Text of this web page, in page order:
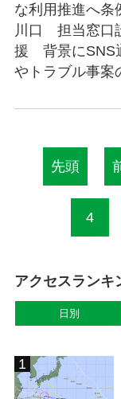
な利用推進へ
川口 担当窓口
援 背景にSNS
やトラブル事案
先頭
4
アクセスランキ
日別